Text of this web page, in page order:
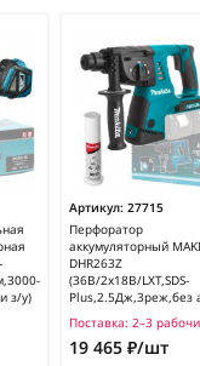
з/у)
Артикул: 27715
Перфоратор
аккумуляторный
DHR263Z
(36В/2х18В/LXT,SDS-
Plus,2.5Дж,3реж,без
**
Поставка: 2–3
19 465 ₽/шт